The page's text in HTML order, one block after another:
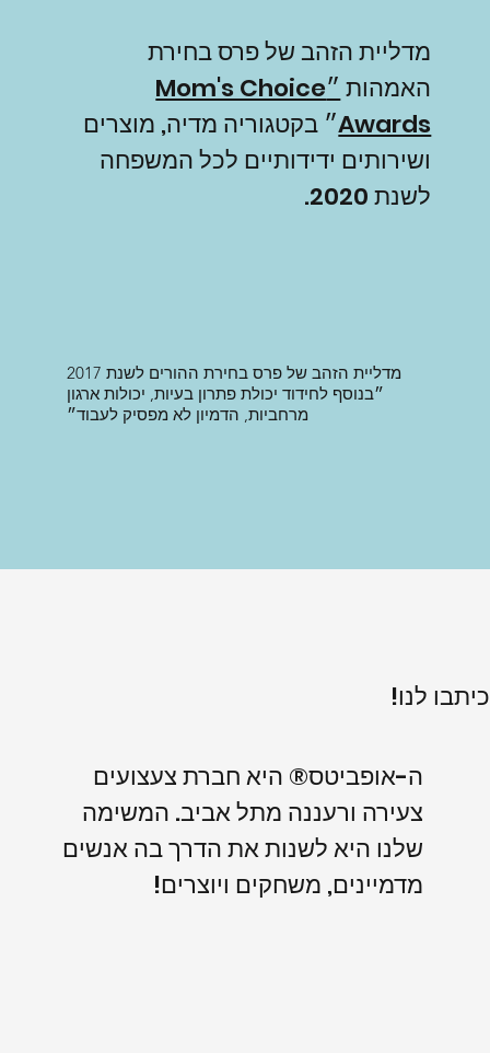
מדליית הזהב של פרס בחירת ההורים לשנת 2017
״בנוסף לחידוד יכולת פתרון בעיות, יכולות ארגון
מדליית הזהב של פרס בחירת
האמהות
״Mom's Choice
Awards״ בקטגוריה מדיה, מוצרים
ושירותים ידידותיים לכל המשפחה
לשנת 2020.
כיתבו לנו!
ה-אופביטס® היא חברת צעצועים
צעירה ורעננה מתל אביב. המשימה
שלנו היא לשנות את הדרך בה אנשים
מדמיינים, משחקים ויוצרים!